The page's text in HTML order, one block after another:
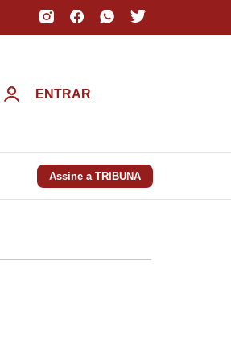
ENTRAR
Assine a TRIBUNA